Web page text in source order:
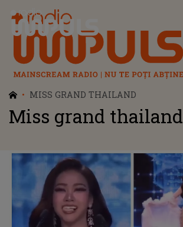
Radio Impuls
MISS GRAND THAILAND
Miss grand thailand